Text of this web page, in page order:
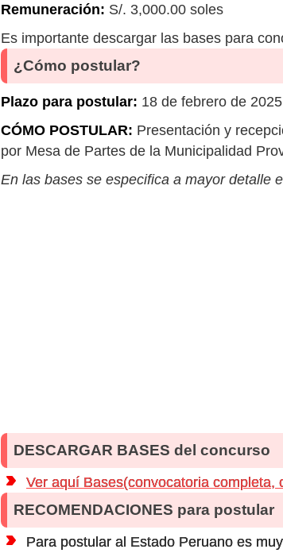
Remuneración: S/. 3,000.00 soles
Es importante descargar las bases para
¿Cómo postular?
Plazo para postular: 18 de febrero de
CÓMO POSTULAR: Presentación y
por Mesa de Partes de la Municipalidad
En las bases se especifica a mayor detalle
DESCARGAR BASES del concurso
Ver aquí Bases(convocatoria
RECOMENDACIONES para postular
Para postular al Estado Peruano es